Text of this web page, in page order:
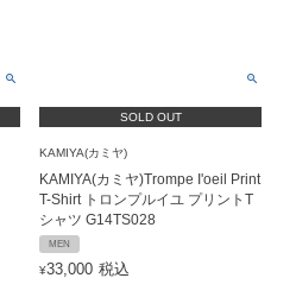
SOLD OUT
KAMIYA(カミヤ)
KAMIYA(カミヤ)Trompe I'oeil Print
T-Shirt トロンプルイユ プリントT
シャツ G14TS028
MEN
¥33,000 税込